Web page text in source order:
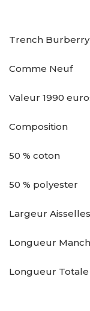
Trench
Comme Neuf
Valeur 1990
Composition
50 % coton
50 % polyester
Largeur
Longueur
Longueur Totale